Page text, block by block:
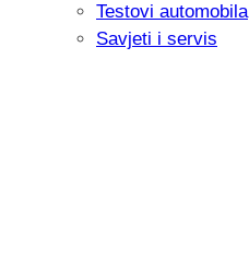
Testovi automobila
Savjeti i servis